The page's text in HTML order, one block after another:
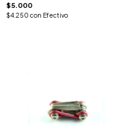
$5.000
$4.250 con Efectivo